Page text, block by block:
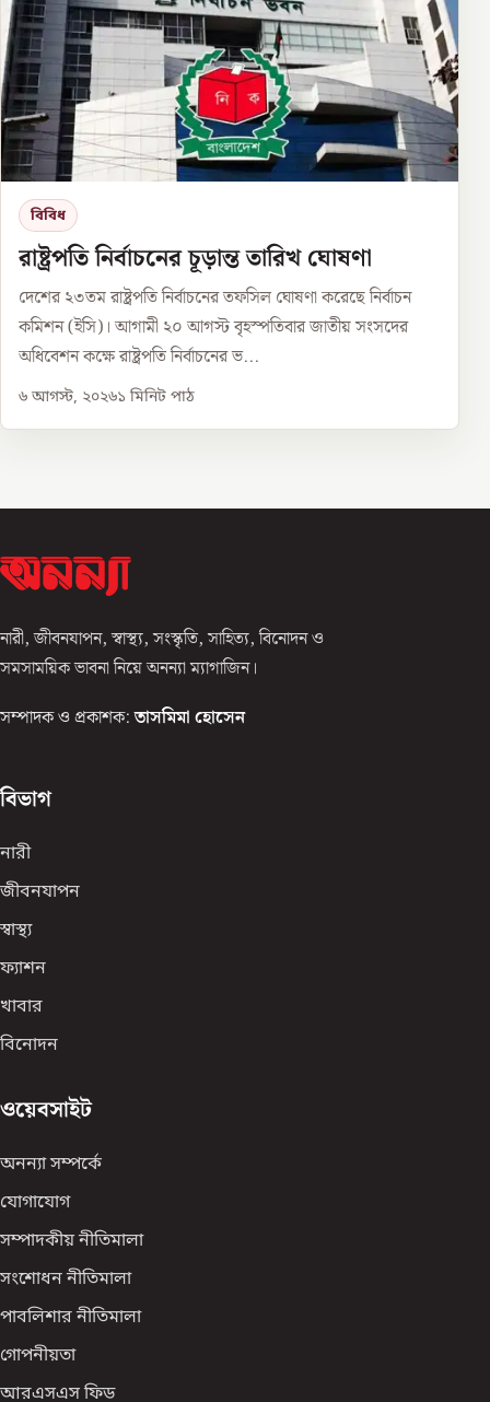
বিবিধ
রাষ্ট্রপতি নির্বাচনের চূড়ান্ত তারিখ ঘোষণা
দেশের ২৩তম রাষ্ট্রপতি নির্বাচনের তফসিল ঘোষণা করেছে নির্বাচন
কমিশন (ইসি)। আগামী ২০ আগস্ট বৃহস্পতিবার জাতীয় সংসদের
অধিবেশন কক্ষে রাষ্ট্রপতি নির্বাচনের ভ...
৬ আগস্ট, ২০২৬১ মিনিট পাঠ
নারী, জীবনযাপন, স্বাস্থ্য, সংস্কৃতি, সাহিত্য, বিনোদন ও
সমসাময়িক ভাবনা নিয়ে অনন্যা ম্যাগাজিন।
সম্পাদক ও প্রকাশক: তাসমিমা হোসেন
বিভাগ
নারী
জীবনযাপন
স্বাস্থ্য
ফ্যাশন
খাবার
বিনোদন
ওয়েবসাইট
অনন্যা সম্পর্কে
যোগাযোগ
সম্পাদকীয় নীতিমালা
সংশোধন নীতিমালা
পাবলিশার নীতিমালা
গোপনীয়তা
আরএসএস ফিড